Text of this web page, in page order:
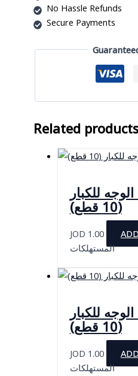
No Hassle Refunds
Secure Payments
Related products
للكبار
(10 قطع)
JOD 1.00
المستهلكات
للكبار
(10 قطع)
JOD 1.00
المستهلكات